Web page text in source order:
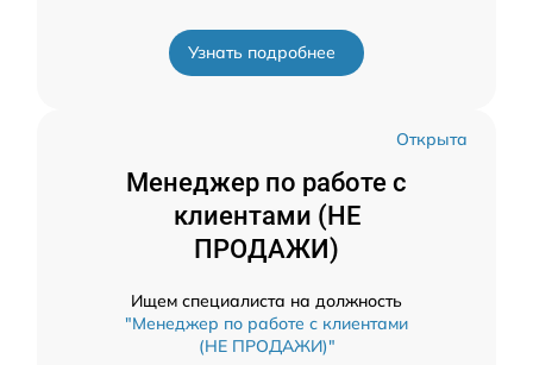
Узнать подробнее
Открыта
Менеджер по работе с
клиентами (НЕ
ПРОДАЖИ)
Ищем специалиста на должность
"Менеджер по работе с клиентами
(НЕ ПРОДАЖИ)"